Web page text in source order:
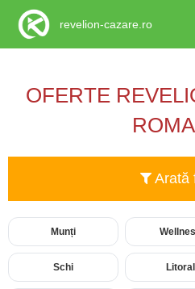
OFERTE
Arată
Munți
Schi Litoral
revelion-cazare.ro